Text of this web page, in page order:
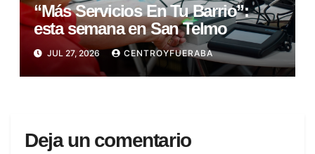
“Más Servicios En Tu Barrio”:
esta semana en San Telmo
JUL 27, 2026 CENTROYFUERABA
Deja un comentario